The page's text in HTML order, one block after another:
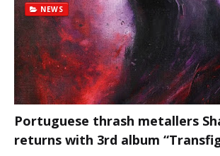
NEWS
Portuguese thrash metallers
returns with 3rd album